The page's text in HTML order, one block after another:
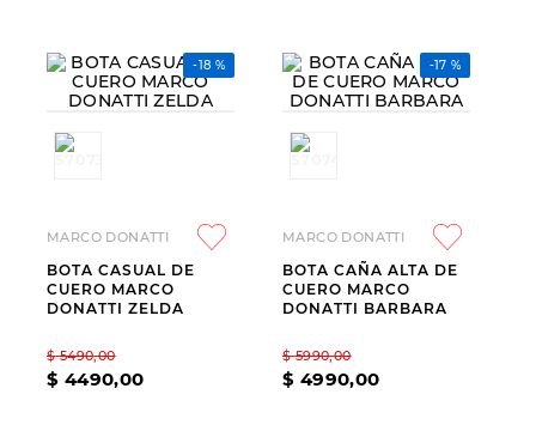
championes
8
hitec
9.
slip-ins
-18 %
MARCO DONATTI
BOTA CASUAL DE
CUERO MARCO
DONATTI ZELDA
$ 5490,00
$ 4490,00
-17 %
MARCO DONATTI
BOTA CAÑA ALTA DE
CUERO MARCO
DONATTI BARBARA
$ 5990,00
$ 4990,00